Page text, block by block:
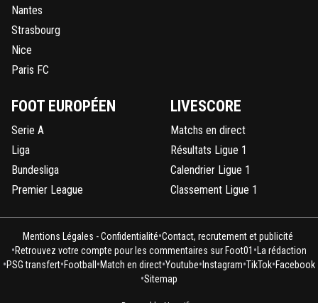
Nantes
Strasbourg
Nice
Paris FC
FOOT EUROPÉEN
Serie A
Liga
Bundesliga
Premier League
LIVESCORE
Matchs en direct
Résultats Ligue 1
Calendrier Ligue 1
Classement Ligue 1
Mentions Légales - Confidentialité•Contact, recrutement et publicité
•Retrouvez votre compte pour les commentaires sur Foot01 •La rédaction
•PSG transfert•Football •Match en direct•Youtube• Instagram•TikTok•Facebook
•Sitemap